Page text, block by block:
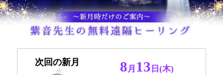
次回の新月 8 月 13 日(木)